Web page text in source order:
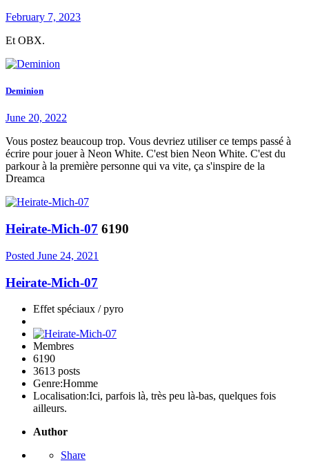
February 7, 2023
Et OBX.
Deminion
June 20, 2022
Vous postez beaucoup trop. Vous devriez utiliser ce temps passé à
écrire pour jouer à Neon White. C'est bien Neon White. C'est du
parkour à la première personne qui va vite, ça s'inspire de la
Dreamca
Heirate-Mich-07 6190
Posted June 24, 2021
Heirate-Mich-07
Effet spéciaux / pyro
Membres
6190
3613 posts
Genre:Homme
Localisation:Ici, parfois là, très peu là-bas, quelques fois
ailleurs.
Author
Share